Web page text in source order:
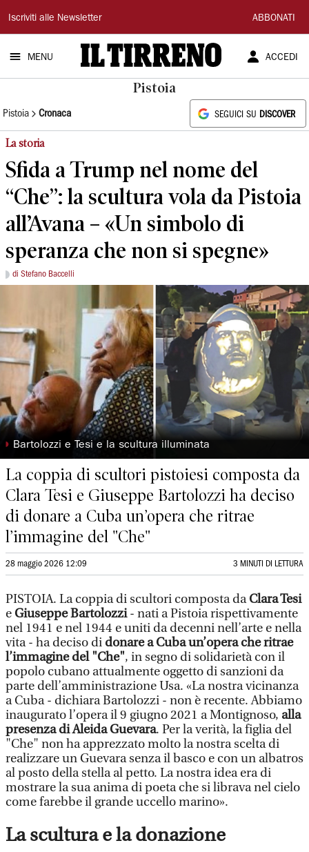
Il
Tirreno
Iscriviti alle Newsletter ABBONATI
MENU ACCEDI
Pistoia
Pistoia Cronaca SEGUICI SU DISCOVER
La storia
Sfida a Trump nel nome del
“Che”: la scultura vola da Pistoia
all’Avana – «Un simbolo di
speranza che non si spegne»
di Stefano Baccelli
◗ Bartolozzi e Tesi e la scultura illuminata
La coppia di scultori pistoiesi composta da
Clara Tesi e Giuseppe Bartolozzi ha deciso
di donare a Cuba un’opera che ritrae
l’immagine del "Che"
28 maggio 2026 12:09 3 MINUTI DI LETTURA
PISTOIA. La coppia di scultori composta daClara Tesi
eGiuseppe Bartolozzi- nati a Pistoia rispettivamente
nel 1941 e nel 1944 e uniti da decenni nell’arte e nella
vita - ha deciso di donare a Cuba un’opera che ritrae
l’immagine del "Che", in segno di solidarietà con il
popolo cubano attualmente oggetto di sanzioni da
parte dell’amministrazione Usa. «La nostra vicinanza
a Cuba - dichiara Bartolozzi - non è recente. Abbiamo
inaugurato l’opera il 9 giugno 2021 a Montignoso, alla
presenza di Aleida Guevara. Per la verità, la figlia del
"Che" non ha apprezzato molto la nostra scelta di
realizzare un Guevara senza il basco e con un albatros
al posto della stella al petto. La nostra idea era di
mostrare la sua anima di poeta che si librava nel cielo
come farebbe il grande uccello marino».
La scultura e la donazione